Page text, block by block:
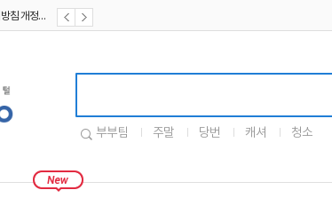
부부팀 주말 당번 캐셔 청소